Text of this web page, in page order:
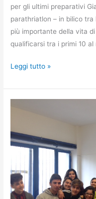
per gli ultimi preparativi
parathriatlon – in bilico
più importante della vita
qualificarsi tra i primi 10
Gianni
alle
pronti…
partenza!
Leggi tutto »